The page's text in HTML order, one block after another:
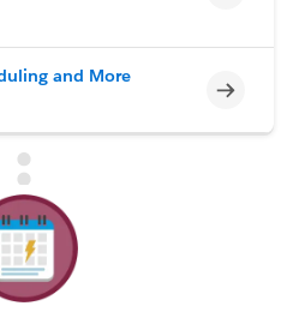
and More
未完了